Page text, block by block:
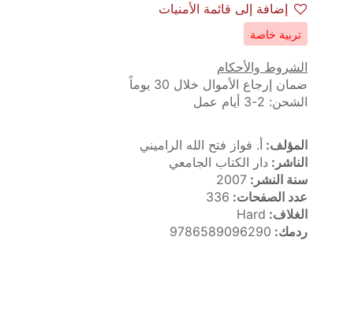
إضافة إلى قائمة الأمنيات
تربية خاصة
الشروط والأحكام
ضمان إرجاع الأموال خلال 30 يوماً
الشحن: 2-3 أيام عمل
المؤلف: أ. فواز فتح الله الراميني
الناشر: دار الكتاب الجامعي
سنة النشر: 2007
عدد الصفحات: 336
الغلاف: Hard
ردمك: 9786589096290